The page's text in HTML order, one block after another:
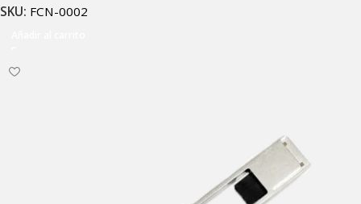
SKU: FCN-0002